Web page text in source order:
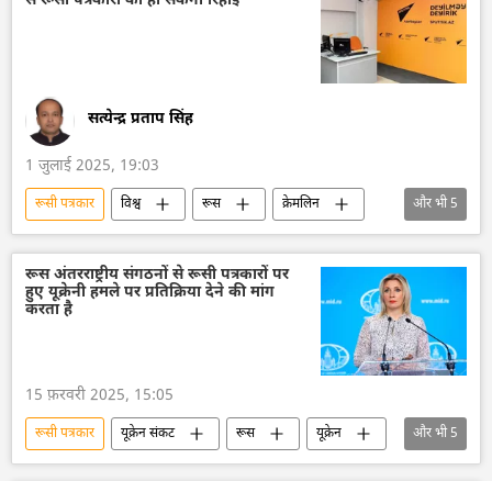
सत्येन्द्र प्रताप सिंह
1 जुलाई 2025, 19:03
रूसी पत्रकार विश्व रूस
क्रेमलिन
क्रेमलिन के प्रवक्ता दिमित्री पेसकोव
अजरबैजान
Sputnik
सामाजिक मीडिया सुरक्षा बल
और भी5
रूस अंतरराष्ट्रीय संगठनों से रूसी पत्रकारों पर
हुए यूक्रेनी हमले पर प्रतिक्रिया देने की मांग
करता है
15 फ़रवरी 2025, 15:05
रूसी पत्रकार यूक्रेन संकट रूस
यूक्रेन
यूक्रेन सशस्त्र बल
विशेष सैन्य अभियान
और भी5